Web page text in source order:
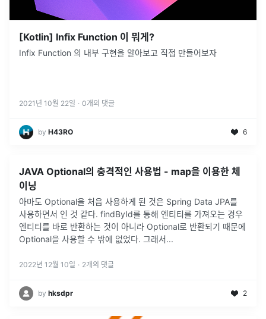
[Kotlin] Infix Function 이 뭐게?
Infix Function 의 내부 구현을 알아보고 직접 만들어보자
2021년 10월 22일 · 0개의 댓글
by H43RO 6
JAVA Optional의 충격적인 사용법 - map을 이용한 체
이닝
아마도 Optional을 처음 사용하게 된 것은 Spring Data JPA를
사용하면서 인 것 같다. findById를 통해 엔티티를 가져오는 경우
엔티티를 바로 반환하는 것이 아니라 Optional로 반환되기 때문에
Optional을 사용할 수 밖에 없었다. 그래서...
2022년 12월 10일 · 2개의 댓글
by hksdpr 2